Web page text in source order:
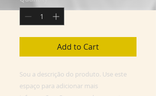
Add to Cart
Sou a descrição do produto. Use este
espaço para adicionar mais